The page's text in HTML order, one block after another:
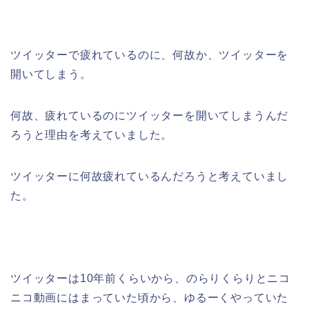
ツイッターで疲れているのに、何故か、ツイッターを
開いてしまう。
何故、疲れているのにツイッターを開いてしまうんだ
ろうと理由を考えていました。
ツイッターに何故疲れているんだろうと考えていまし
た。
ツイッターは10年前くらいから、のらりくらりとニコ
ニコ動画にはまっていた頃から、ゆるーくやっていた